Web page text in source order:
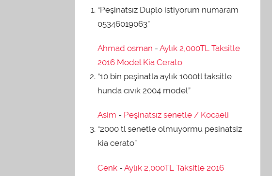
“Peşinatsız Duplo istiyorum numaram
05346019063”
Ahmad osman - Aylık 2,000TL Taksitle
2016 Model Kia Cerato
“10 bin peşinatla aylık 1000tl taksitle
hunda cıvık 2004 model”
Asim - Peşinatsız senetle / Kocaeli
“2000 tl senetle olmuyormu pesinatsiz
kia cerato”
Cenk- Aylık 2,000TL Taksitle 2016